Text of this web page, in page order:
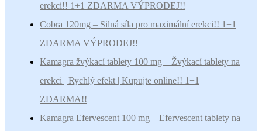
erekci!! 1+1 ZDARMA VÝPRODEJ!!
Cobra 120mg – Silná síla pro maximální erekci!! 1+1
ZDARMA VÝPRODEJ!!
Kamagra žvýkací tablety 100 mg – Žvýkací tablety na
erekci | Rychlý efekt | Kupujte online!! 1+1
ZDARMA!!
Kamagra Efervescent 100 mg – Efervescent tablety na